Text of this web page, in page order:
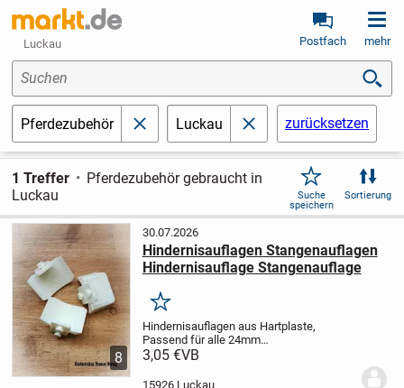
Luckau Postfach mehr
Suchen
Pferdezubehör schließenLuckau schließenzurücksetzen
1 Treffer
Pferdezubehör gebraucht in
Luckau
Suche
speichern
Sortierung
8
30.07.2026
Hindernisauflagen Stangenauflagen
Hindernisauflage Stangenauflage
Merken
Hindernisauflagen aus Hartplaste,
Passend für alle 24mm
Schlüssellochsysteme
ein umfangreiches Sortiment an weiteren
3,05 €VB
15926 Luckau